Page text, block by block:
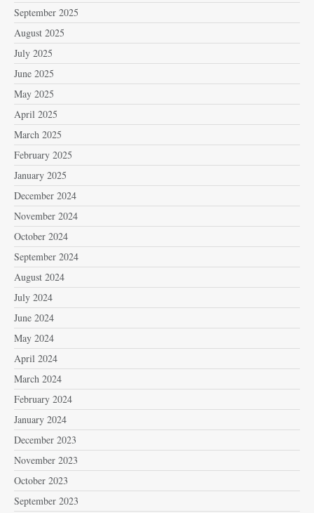
September 2025
August 2025
July 2025
June 2025
May 2025
April 2025
March 2025
February 2025
January 2025
December 2024
November 2024
October 2024
September 2024
August 2024
July 2024
June 2024
May 2024
April 2024
March 2024
February 2024
January 2024
December 2023
November 2023
October 2023
September 2023